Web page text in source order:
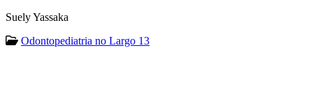
Suely Yassaka
Odontopediatria no Largo 13